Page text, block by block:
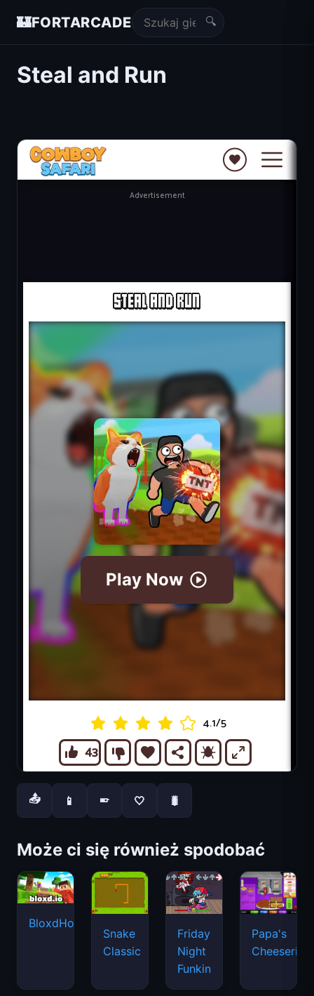
🏰FORTARCADE 🔍
Steal and Run
📤 📱 📱 🤍 🐛
Może ci się również spodobać
BloxdHop.io
Snake
Classic
Friday
Night
Funkin
Papa's
Cheeseria